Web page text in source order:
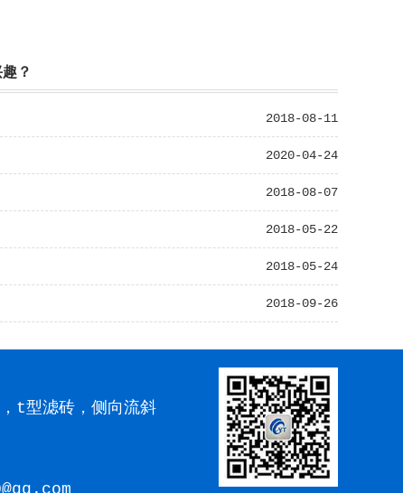
？
2018-08-11
2020-04-24
2018-08-07
2018-05-22
2018-05-24
2018-09-26
t型滤砖，侧向流斜